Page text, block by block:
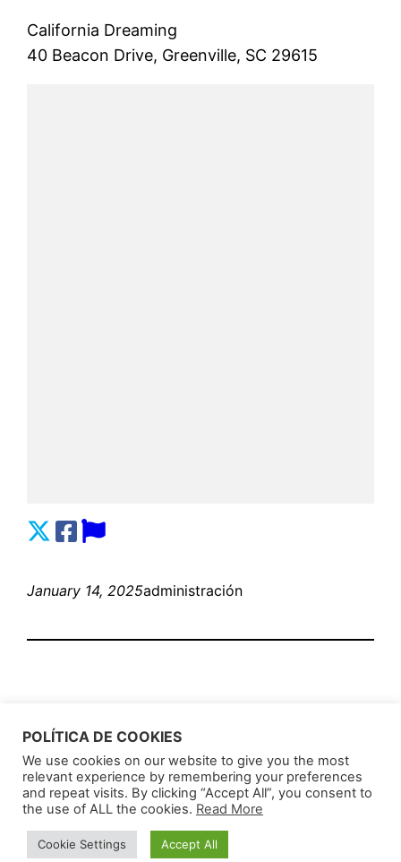
California Dreaming
40 Beacon Drive, Greenville, SC 29615
January 14, 2025administración
AnunciosLatinProudly powered byWordPress
POLÍTICA DE COOKIES
We use cookies on our website to give you the most
relevant experience by remembering your preferences
and repeat visits. By clicking “Accept All”, you consent to
the use of ALL the cookies. Read More
Cookie Settings Accept All